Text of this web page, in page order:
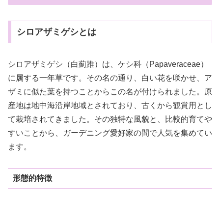
シロアザミゲシとは
シロアザミゲシ（白薊踓）は、ケシ科（Papaveraceae）
に属する一年草です。その名の通り、白い花を咲かせ、ア
ザミに似た葉を持つことからこの名が付けられました。原
産地は地中海沿岸地域とされており、古くから観賞用とし
て栽培されてきました。その独特な風貌と、比較的育てや
すいことから、ガーデニング愛好家の間で人気を集めてい
ます。
形態的特徴